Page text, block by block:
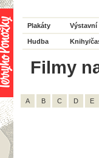
Plakáty
Hudba Knihy/
Filmy
A B C D E